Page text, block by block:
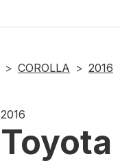
COROLLA 2016
2016
Toyota